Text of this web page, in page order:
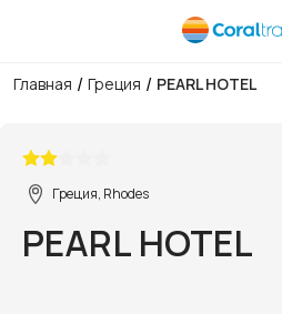
Главная / Греция / PEARL HOTEL
Греция, Rhodes
PEARL HOTEL